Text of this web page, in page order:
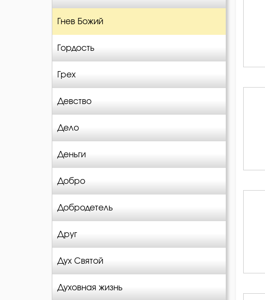
Гнев Божий
Гордость
Грех
Девство
Дело
Деньги
Добро
Добродетель
Друг
Дух Святой
Духовная жизнь